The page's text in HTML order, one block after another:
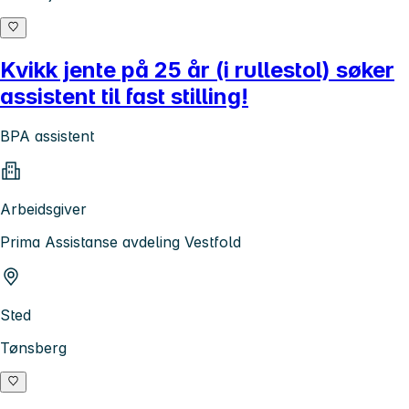
Kvikk jente på 25 år (i rullestol) søker
assistent til fast stilling!
BPA assistent
Arbeidsgiver
Prima Assistanse avdeling Vestfold
Sted
Tønsberg